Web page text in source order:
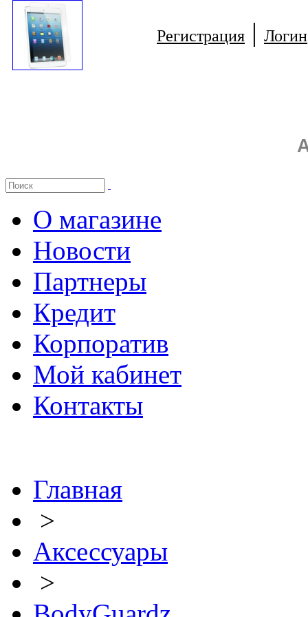
Регистрация | Логин
О магазине
Новости
Партнеры
Кредит
Корпоратив
Мой кабинет
Контакты
Главная
>
Аксессуары
>